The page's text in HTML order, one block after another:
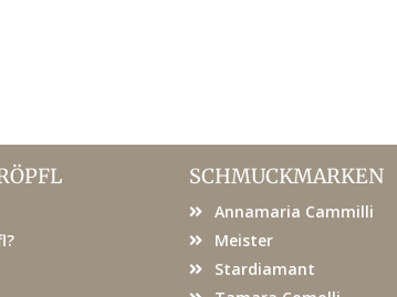
SCHMUCKMARKEN
Annamaria Cammilli
Meister
Stardiamant